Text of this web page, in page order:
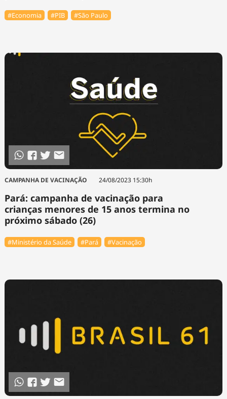
#Economia #PIB #São Paulo
CAMPANHA DE VACINAÇÃO 24/08/2023 15:30h
Pará: campanha de vacinação para
crianças menores de 15 anos termina no
próximo sábado (26)
#Ministério da Saúde #Pará #Vacinação